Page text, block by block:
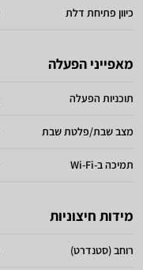
כיוון פתיחת דלת
מאפייני הפעלה
תוכניות הפעלה
מצב שבת/פלטת שבת
תמיכה ב-Wi-Fi
מידות חיצוניות
רוחב (סטנדרט)